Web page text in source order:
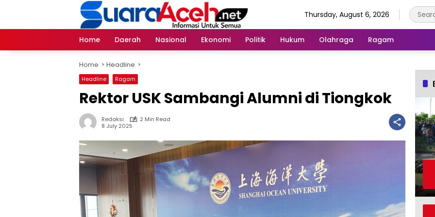
Thursday, August 6, 2026
Home Daerah Nasional Ekonomi Politik Hukum Olahraga Ragam
Home Headline
Headline Ragam
Rektor USK Sambangi Alumni di Tiongkok
Redaksi
2 Min Read
8 July 2025